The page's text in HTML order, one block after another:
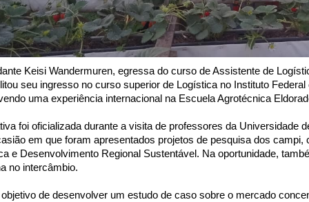
Keisi Wandermuren, egressa do curso de Assistente de
seu ingresso no curso superior de Logística no Instituto
uma experiência internacional na Escuela Agrotécnica
foi oficializada durante a visita de professores da Universidade
em que foram apresentados projetos de pesquisa dos campi,
e Desenvolvimento Regional Sustentável. Na oportunidade,
no intercâmbio.
de desenvolver um estudo de caso sobre o mercado